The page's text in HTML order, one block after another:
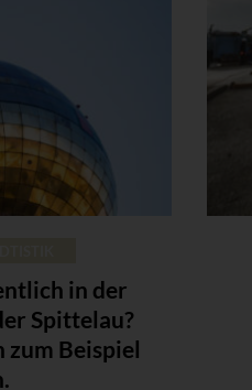
in der
Spittelau?
zum Beispiel